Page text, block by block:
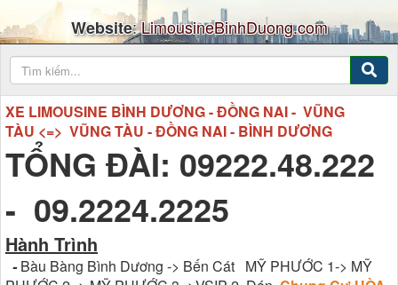
Website:LimousineBinhDuong.com
XE LIMOUSINE BÌNH DƯƠNG - ĐỒNG NAI - VŨNG
TÀU <=> VŨNG TÀU - ĐỒNG NAI - BÌNH DƯƠNG
TỔNG ĐÀI: 09222.48.222
- 09.2224.2225
Hành Trình
-Bàu Bàng Bình Dương -> Bến Cát MỸ PHƯỚC 1-> MỸ